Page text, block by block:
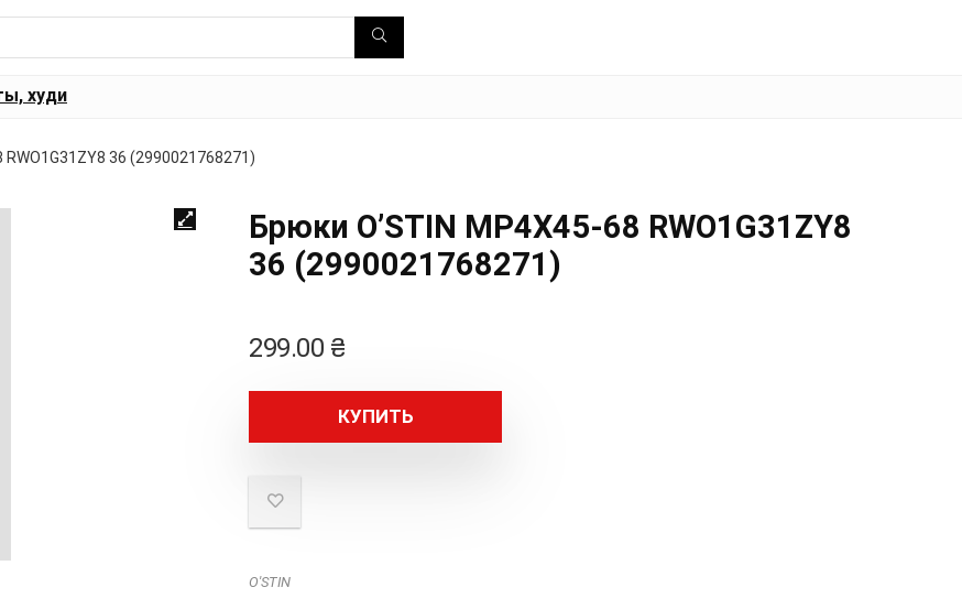
худи
RWO1G31ZY8 36 (2990021768271)
Брюки O’STIN MP4X45-68 RWO1G31ZY8
36 (2990021768271)
299.00 ₴
КУПИТЬ
O'STIN